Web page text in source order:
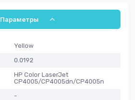
Параметры
Yellow
0.0192
HP Color LaserJet
CP4005/CP4005dn/CP4005n
-